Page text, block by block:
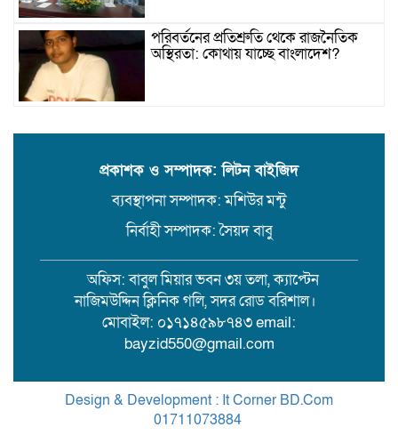
পরিবর্তনের প্রতিশ্রুতি থেকে রাজনৈতিক
অস্থিরতা: কোথায় যাচ্ছে বাংলাদেশ?
ওপর হামলা, জেলা সাংবাদিক ইউনিয়নের
১৭ বছরের সাজাপ্রাপ্ত অস্ত্র মামলার পলাতক
আসামি র‍্যাব-৮ এর অভিযানে গ্রেফতার
বরিশালে সন্তানের সামনে বৃদ্ধা মাকে
কুপিয়ে জখম। থানায় অভিযোগ
কোটি কোটি টাকার সরকারি বরাদ্দ
প্রকাশক ও সম্পাদক: লিটন বাইজিদ
ব্যবস্থাপনা সম্পাদক: মশিউর মন্টু
নির্বাহী সম্পাদক: সৈয়দ বাবু
অফিস: বাবুল মিয়ার ভবন ৩য় তলা, ক্যাপ্টেন
নাজিমউদ্দিন ক্লিনিক গলি, সদর রোড বরিশাল।
মোবাইল: ০১৭১৪৫৯৮৭৪৩ email:
bayzid550@gmail.com
Design & Development : It Corner BD.Com
01711073884